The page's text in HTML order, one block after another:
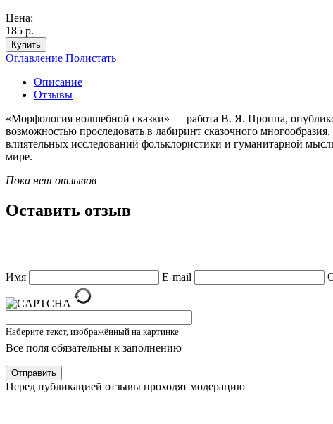
Цена:
185 р.
Купить
Оглавление Полистать
Описание
Отзывы
«Морфология волшебной сказки» — работа В. Я. Проппа,
возможностью проследовать в лабиринт сказочного
влиятельных исследований фольклористики и гуманитарной
мире.
Пока нет отзывов
Оставить отзыв
Имя E-mail
Наберите текст, изображённый на картинке
Все поля обязательны к заполнению
Отправить
Перед публикацией отзывы проходят модерацию